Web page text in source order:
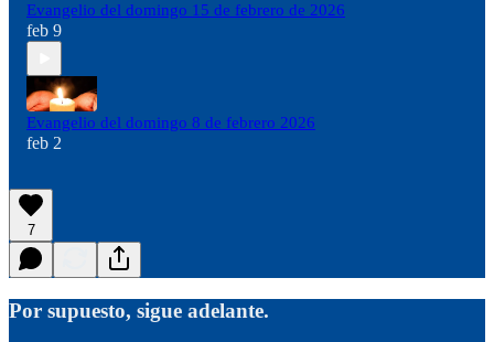
Evangelio del domingo 15 de febrero de 2026
feb 9
Evangelio del domingo 8 de febrero 2026
feb 2
7
Por supuesto, sigue adelante.